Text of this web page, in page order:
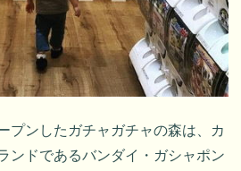
プンしたガチャガチャの森は、カ
ンドであるバンダイ・ガシャポン